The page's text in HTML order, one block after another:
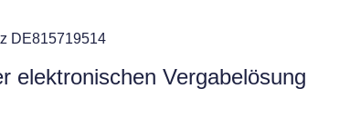
DE815719514
elektronischen Vergabelösung